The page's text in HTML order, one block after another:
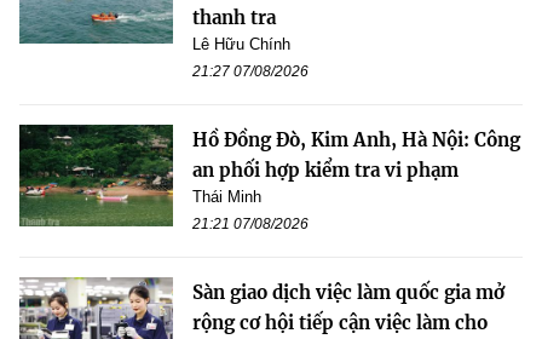
thanh tra
Lê Hữu Chính
21:27 07/08/2026
Hồ Đồng Đò, Kim Anh, Hà Nội: Công
an phối hợp kiểm tra vi phạm
Thái Minh
21:21 07/08/2026
Sàn giao dịch việc làm quốc gia mở
rộng cơ hội tiếp cận việc làm cho